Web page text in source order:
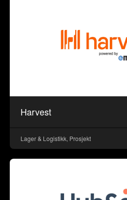
Harvest
Lager & Logistikk, Prosjekt